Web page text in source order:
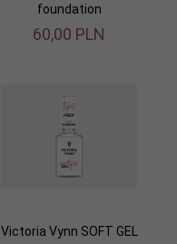
foundation
60,00 PLN
Victoria Vynn SOFT GEL